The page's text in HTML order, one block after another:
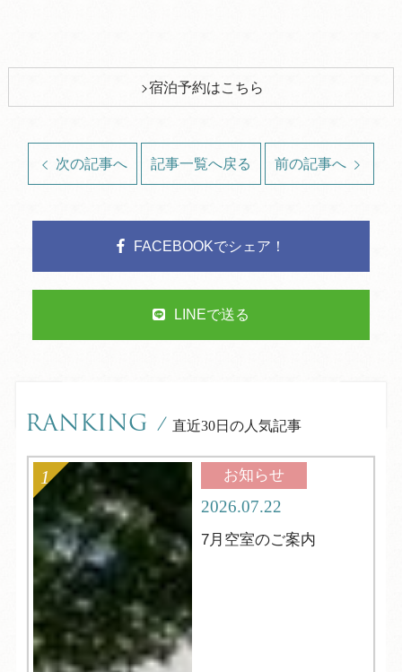
宿泊予約はこちら
次の記事へ 記事一覧へ戻る 前の記事へ
FACEBOOKでシェア！
LINEで送る
RANKING / 直近30日の人気記事
お知らせ
2026.07.22
7月空室のご案内